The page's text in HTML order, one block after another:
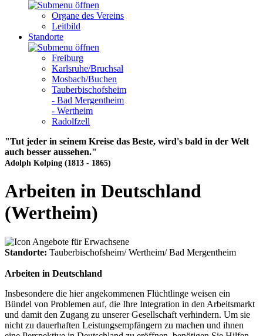
Organe des Vereins
Leitbild
Standorte
Freiburg
Karlsruhe/Bruchsal
Mosbach/Buchen
Tauberbischofsheim
- Bad Mergentheim
- Wertheim
Radolfzell
"Tut jeder in seinem Kreise das Beste, wird's bald in der Welt
auch besser aussehen."
Adolph Kolping (1813 - 1865)
Arbeiten in Deutschland
(Wertheim)
Standorte: Tauberbischofsheim/ Wertheim/ Bad Mergentheim
Arbeiten in Deutschland
Insbesondere die hier angekommenen Flüchtlinge weisen ein
Bündel von Problemen auf, die Ihre Integration in den Arbeitsmarkt
und damit den Zugang zu unserer Gesellschaft verhindern. Um sie
nicht zu dauerhaften Leistungsempfängern zu machen und ihnen